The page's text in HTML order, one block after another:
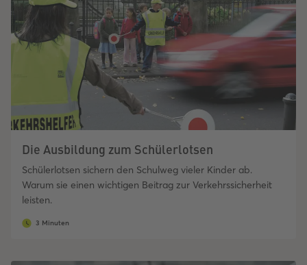
Die Ausbildung zum Schülerlotsen
Schülerlotsen sichern den Schulweg vieler Kinder ab.
Warum sie einen wichtigen Beitrag zur Verkehrssicherheit
leisten.
3 Minuten